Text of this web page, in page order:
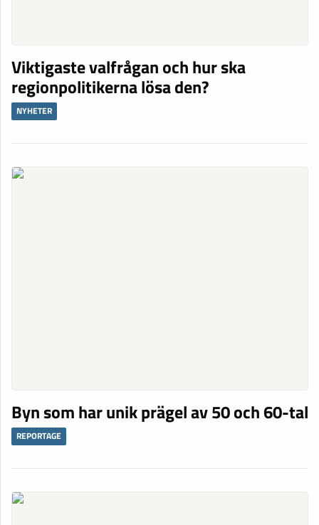
Viktigaste valfrågan och hur ska
regionpolitikerna lösa den?
NYHETER
Byn som har unik prägel av 50 och 60-tal
REPORTAGE